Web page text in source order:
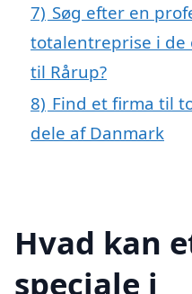
7) Søg efter en
totalentreprise i
til Rårup?
8) Find et firma til
dele af Danmark
Hvad kan
speciale i